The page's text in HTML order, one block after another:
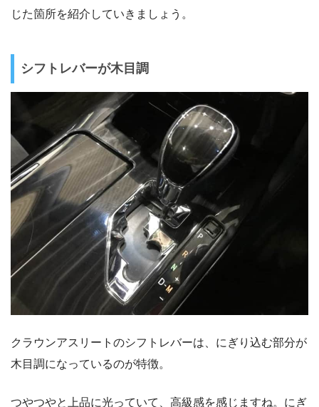
じた箇所を紹介していきましょう。
シフトレバーが木目調
クラウンアスリートのシフトレバーは、にぎり込む部分が
木目調になっているのが特徴。
つやつやと上品に光っていて、高級感を感じますね。にぎ